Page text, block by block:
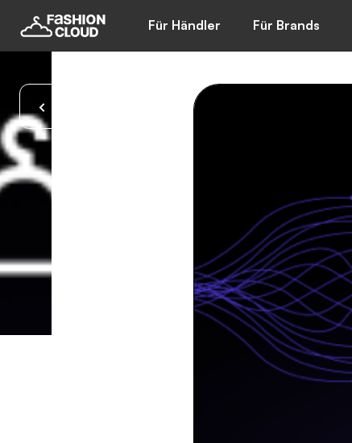
Für Händler Für Brands